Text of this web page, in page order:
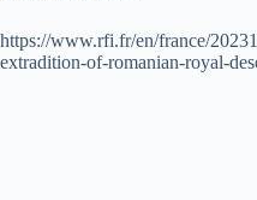
https://www.rfi.fr/en/france/
extradition-of-romanian-royal-